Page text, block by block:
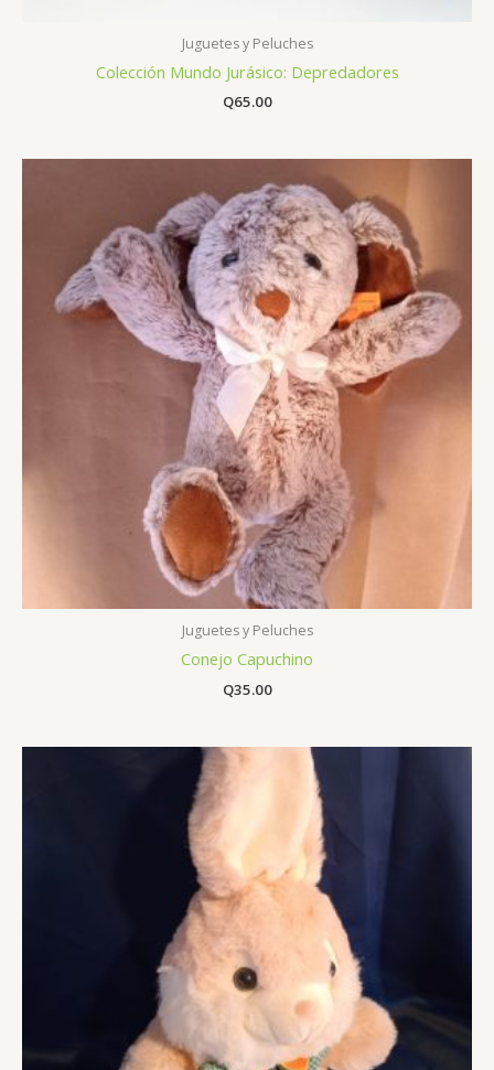
Juguetes y Peluches
Colección Mundo Jurásico: Depredadores
Q65.00
Juguetes y Peluches
Conejo Capuchino
Q35.00